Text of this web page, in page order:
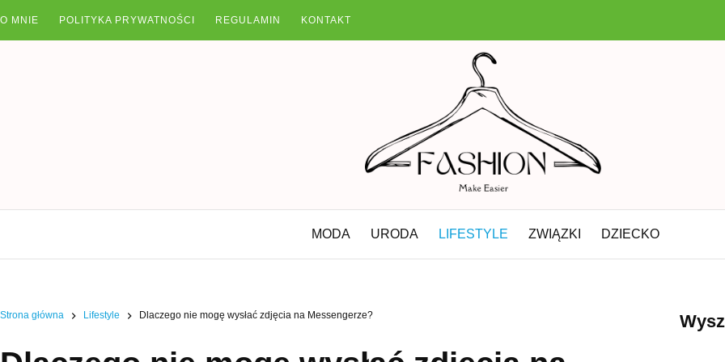
O MNIE POLITYKA PRYWATNOŚCI REGULAMIN KONTAKT
MODA URODA LIFESTYLE ZWIĄZKI DZIECKO
Strona główna Lifestyle Dlaczego nie mogę wysłać zdjęcia na Messengerze?